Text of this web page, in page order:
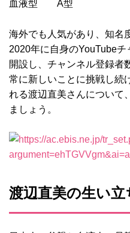
血液型 A型
海外でも人気があり、知名
2020年に自身のYouTube
開設し、チャンネル登録者
常に新しいことに挑戦し続
れる渡辺直美さんについて
ましょう。
渡辺直美の生い立